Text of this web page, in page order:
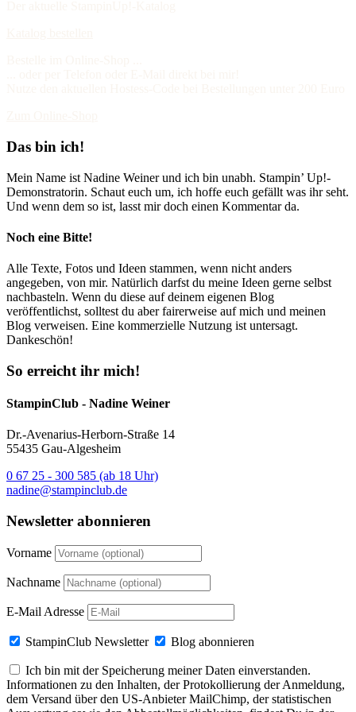
Das bin ich!
Mein Name ist Nadine Weiner und ich bin unabh. Stampin’ Up!-
Demonstratorin. Schaut euch um, ich hoffe euch gefällt was ihr seht.
Und wenn dem so ist, lasst mir doch einen Kommentar da.
Noch eine Bitte!
Alle Texte, Fotos und Ideen stammen, wenn nicht anders
angegeben, von mir. Natürlich darfst du meine Ideen gerne selbst
nachbasteln. Wenn du diese auf deinem eigenen Blog
veröffentlichst, solltest du aber fairerweise auf mich und meinen
Blog verweisen. Eine kommerzielle Nutzung ist untersagt.
Dankeschön!
So erreicht ihr mich!
StampinClub - Nadine Weiner
Dr.-Avenarius-Herborn-Straße 14
55435 Gau-Algesheim
0 67 25 - 300 585 (ab 18 Uhr)
nadine@stampinclub.de
Newsletter abonnieren
Vorname
Nachname
E-Mail Adresse
StampinClub Newsletter Blog abonnieren
Ich bin mit der Speicherung meiner Daten einverstanden.
Informationen zu den Inhalten, der Protokollierung der Anmeldung,
dem Versand über den US-Anbieter MailChimp, der statistischen